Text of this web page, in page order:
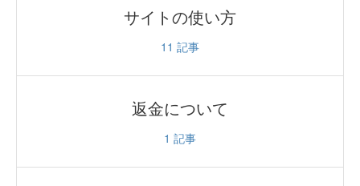
サイトの使い方
11 記事
返金について
1 記事